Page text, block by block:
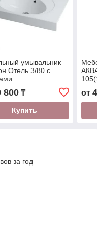
умывальник
Отель 3/80 с
800₸
Купить
от
за год